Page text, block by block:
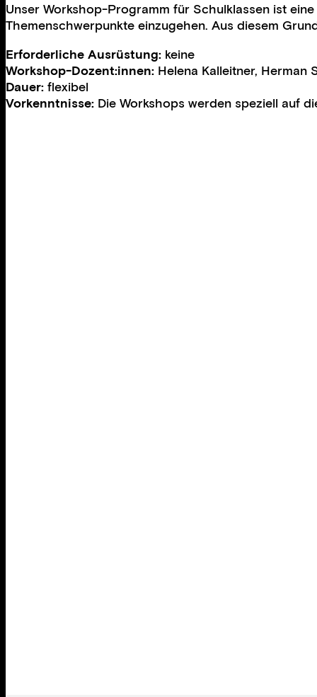
Unser Workshop-Programm für Schulklassen ist
Themenschwerpunkte einzugehen. Aus diesem
Erforderliche Ausrüstung: keine
Workshop-Dozent:innen: Helena Kalleitner, Herman
Dauer: flexibel
Vorkenntnisse: Die Workshops werden speziell auf